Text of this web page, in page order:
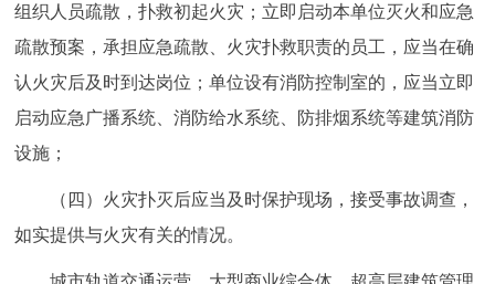
组织人员疏散，扑救初起火灾；立即启动本单位灭火和应急
疏散预案，承担应急疏散、火灾扑救职责的员工，应当在确
认火灾后及时到达岗位；单位设有消防控制室的，应当立即
启动应急广播系统、消防给水系统、防排烟系统等建筑消防
设施；
（四）火灾扑灭后应当及时保护现场，接受事故调查，
如实提供与火灾有关的情况。